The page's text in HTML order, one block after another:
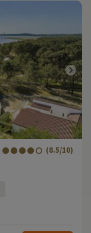
(8.5/10)